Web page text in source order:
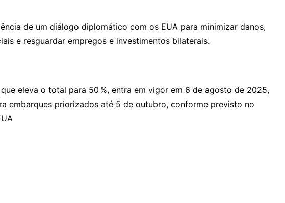
de um diálogo diplomático com os EUA para minimizar danos,
e resguardar empregos e investimentos bilaterais.
eleva o total para 50 %, entra em vigor em 6 de agosto de 2025,
embarques priorizados até 5 de outubro, conforme previsto no